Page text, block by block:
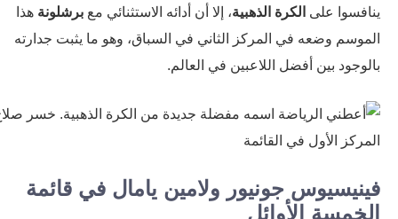
على الكرة الذهبية ، إلا أن أدائه الاستثنائي معبرشلونة هذا
وضعه في المركز الثاني في السباق، وهو ما يثبت جدارته
بين أفضل اللاعبين في العالم.
جونيور ولامين يامال في قائمة
الأوائل